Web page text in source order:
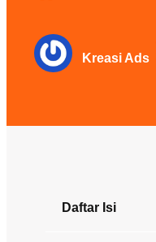
Kreasi Ads
Daftar Isi